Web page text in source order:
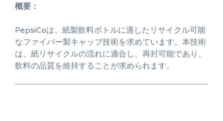
概要：
PepsiCoは、紙製飲料ボトルに適したリサイクル可能
なファイバー製キャップ技術を求めています。本技術
は、紙リサイクルの流れに適合し、再封可能であり、
飲料の品質を維持することが求められます。